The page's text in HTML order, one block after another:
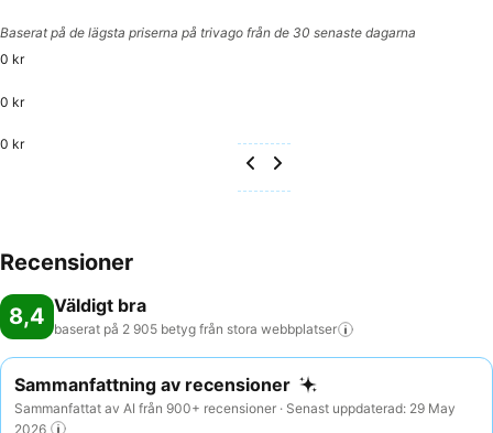
Baserat på de lägsta priserna på trivago från de 30 senaste dagarna
0 kr
0 kr
0 kr
Recensioner
8,4 Väldigt bra
baserat på 2 905 betyg från stora webbplatser
Sammanfattning av recensioner
Sammanfattat av AI från 900+ recensioner · Senast uppdaterad: 29 May
2026